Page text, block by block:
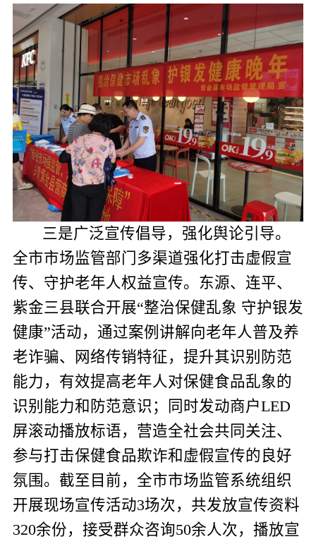
三是广泛宣传倡导，强化舆论引导。
全市市场监管部门多渠道强化打击虚假宣
传、守护老年人权益宣传。东源、连平、
紫金三县联合开展“整治保健乱象 守护银发
健康”活动，通过案例讲解向老年人普及养
老诈骗、网络传销特征，提升其识别防范
能力 ，有效提高老年人对保健食品乱象的
识别能力和防范意识；
同时发动商户LED
屏滚动播放标语， 营造全社会共同关注、
参与打击保健食品欺诈和虚假宣传的良好
氛围。截至目前，全市市场监管系统组织
开展现场宣传活动3场次，共发放宣传资料
320余份，接受群众咨询50余人次，播放宣